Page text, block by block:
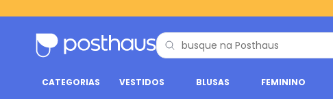
CATEGORIAS VESTIDOS BLUSAS FEMININO